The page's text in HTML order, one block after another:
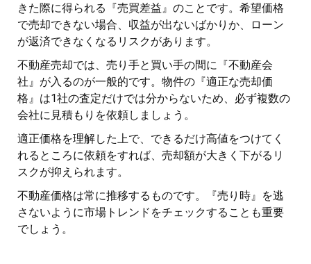
きた際に得られる『売買差益』のことです。希望価格
で売却できない場合、収益が出ないばかりか、ローン
が返済できなくなるリスクがあります。
不動産売却では、売り手と買い手の間に『不動産会
社』が入るのが一般的です。物件の『適正な売却価
格』は1社の査定だけでは分からないため、必ず複数の
会社に見積もりを依頼しましょう。
適正価格を理解した上で、できるだけ高値をつけてく
れるところに依頼をすれば、売却額が大きく下がるリ
スクが抑えられます。
不動産価格は常に推移するものです。『売り時』を逃
さないように市場トレンドをチェックすることも重要
でしょう。